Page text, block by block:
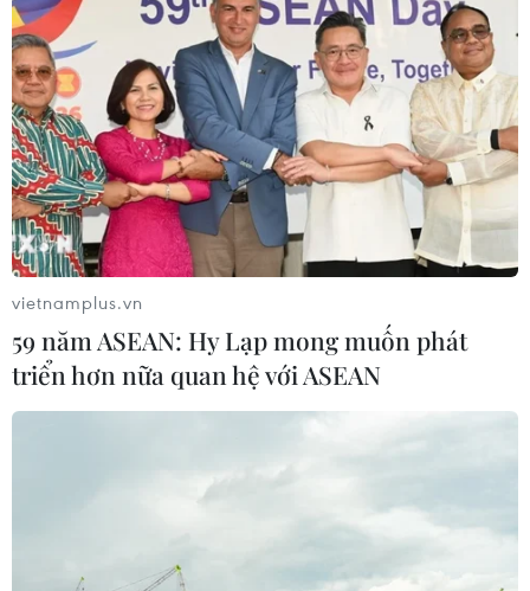
vietnamplus.vn
59 năm ASEAN: Hy Lạp mong muốn phát
triển hơn nữa quan hệ với ASEAN